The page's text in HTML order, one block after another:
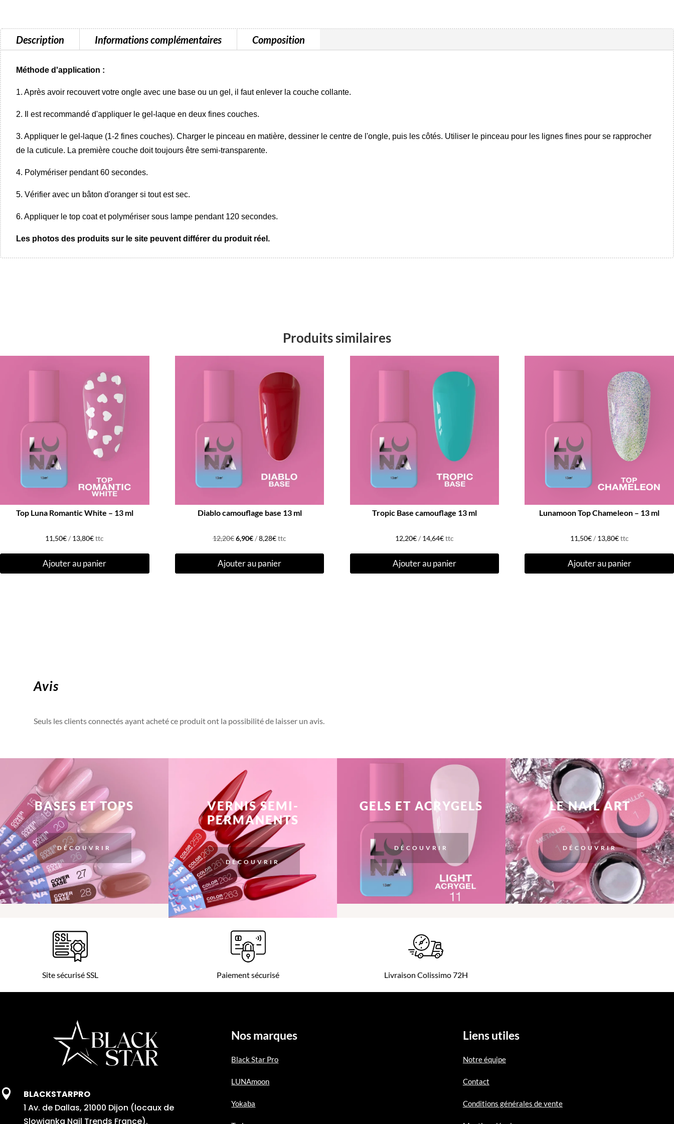
Description Informations complémentaires Composition
Méthode d'application :
1. Après avoir recouvert votre ongle avec une base ou un gel, il faut enlever la couche collante.
2. Il est recommandé d'appliquer le gel-laque en deux fines couches.
3. Appliquer le gel-laque (1-2 fines couches). Charger le pinceau en matière, dessiner le centre de l'ongle, puis les côtés. Utiliser le pinceau pour les lignes fines pour se rapprocher
de la cuticule. La première couche doit toujours être semi-transparente.
4. Polymériser pendant 60 secondes.
5. Vérifier avec un bâton d'oranger si tout est sec.
6. Appliquer le top coat et polymériser sous lampe pendant 120 secondes.
Les photos des produits sur le site peuvent différer du produit réel.
Produits similaires
Top Luna Romantic White – 13 ml
11,50€/ 13,80€ttc
Ajouter au panier
Promo !
Diablo camouflage base 13 ml
12,20€Le
initial
6,90€Le
actuel
/8,28€ttc
Ajouter au panier
Tropic Base camouflage 13 ml
12,20€/ 14,64€ttc
Ajouter au panier
Lunamoon Top Chameleon – 13 ml
11,50€ / 13,80€ttc
Ajouter au panier
Avis
Seuls les clients connectés ayant acheté ce produit ont la possibilité de laisser un avis.
BASES ET TOPS
DÉCOUVRIR
VERNIS SEMI-
PERMANENTS
DÉCOUVRIR
GELS ET ACRYGELS
DÉCOUVRIR
LE NAIL ART
DÉCOUVRIR
Site sécurisé SSL Paiement sécurisé Livraison Colissimo 72H

BLACKSTARPRO
1 Av. de Dallas, 21000 Dijon (locaux de
Slowianka Nail Trends France).
Nos marques
Black Star Pro
LUNAmoon
Yokaba
Liens utiles
Notre équipe
Contact
Conditions générales de vente